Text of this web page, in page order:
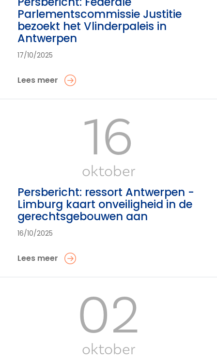
Parlementscommissie Justitie
bezoekt het Vlinderpaleis in
Antwerpen
17/10/2025
Lees meer
16
oktober
Persbericht: ressort Antwerpen -
Limburg kaart onveiligheid in de
gerechtsgebouwen aan
16/10/2025
Lees meer
02
oktober